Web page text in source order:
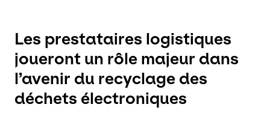
Les prestataires logistiques
joueront un rôle majeur dans
l’avenir du recyclage des
déchets électroniques